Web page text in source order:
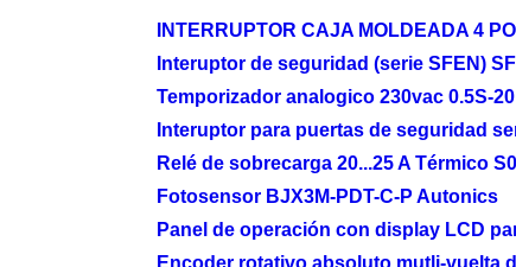
INTERRUPTOR CAJA MOLDEADA 4
Interuptor de seguridad (serie SFEN)
Temporizador analogico 230vac 0.5S-
Interuptor para puertas de seguridad
Relé de sobrecarga 20...25 A Térmico
Fotosensor BJX3M-PDT-C-P Autonics
Panel de operación con display LCD
Encoder rotativo absoluto mutli-vuelta